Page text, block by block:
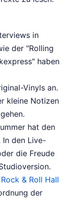
in
der "Rolling
haben
Vinyls an.
kleine Notizen
hat den
den Live-
die Freude
Rock & Roll Hall
der